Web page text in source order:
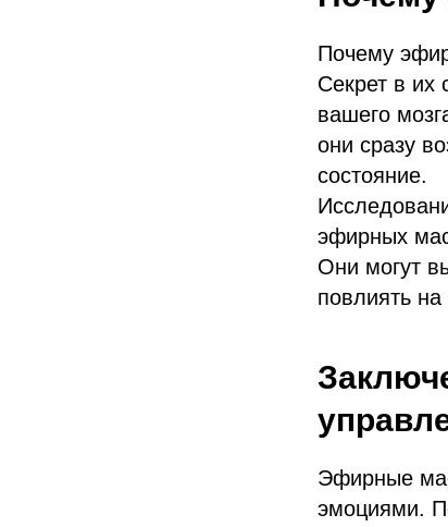
Почему
Секрет в их
вашего
они сразу
состояние.
эфирных
Они могут
повлиять
Эфирные
эмоциями.